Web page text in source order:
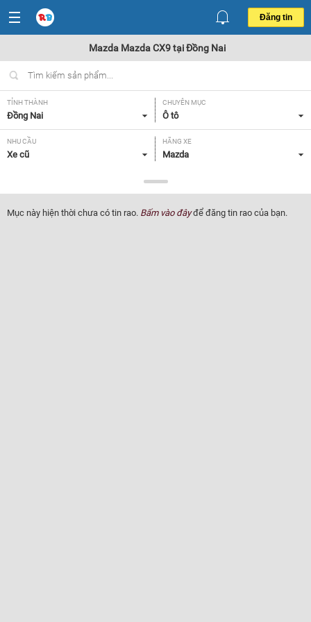
Đăng tin
Mazda Mazda CX9 tại Đồng Nai
TỈNH THÀNH
Đồng Nai
CHUYÊN MỤC
Ô tô
NHU CẦU
Xe cũ
HÃNG XE
Mazda
Mazda CX9
NĂM SẢN XUẤT
Tất cả
GIÁ XE XUẤT XỨ
Mục này hiện thời chưa có tin rao. Bấm vào đâyđể đăng tin rao của bạn.